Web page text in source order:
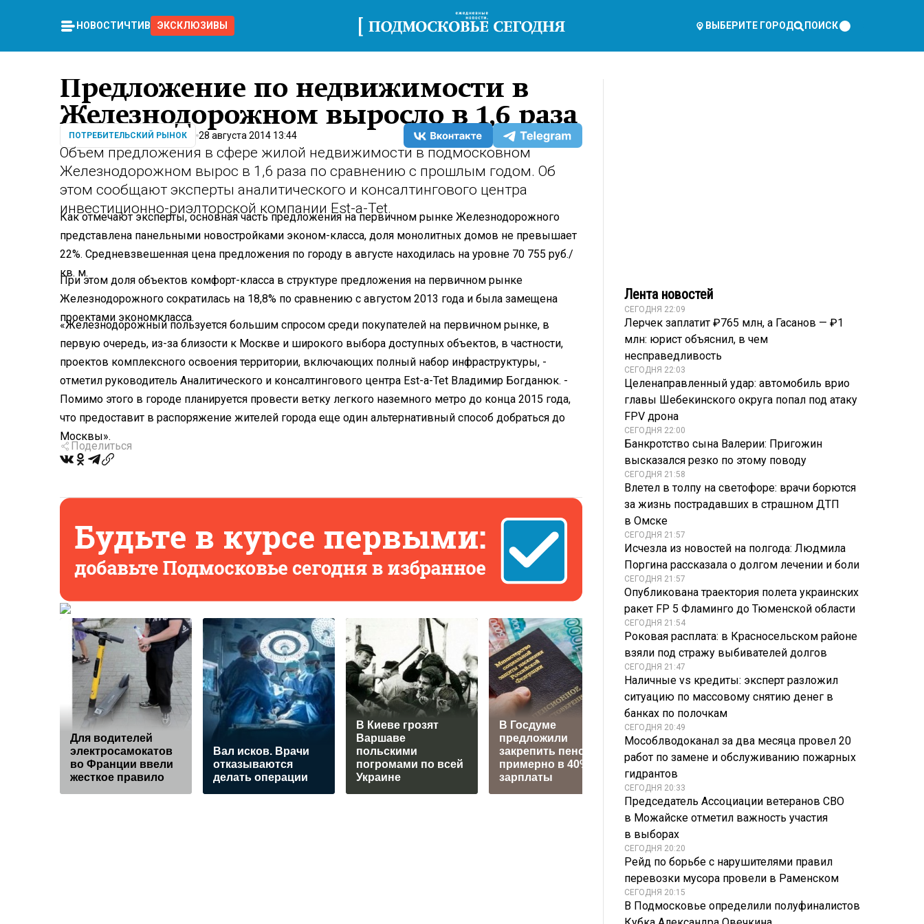
НОВОСТИ ЧТИВО ЭКСКЛЮЗИВЫ ВЫБЕРИТЕ ГОРОД ПОИСК
Предложение по недвижимости в
Железнодорожном выросло в 1,6 раза
ПОТРЕБИТЕЛЬСКИЙ РЫНОК 28 августа 2014 13:44
Объем предложения в сфере жилой недвижимости в подмосковном
Железнодорожном вырос в 1,6 раза по сравнению с прошлым годом. Об
этом сообщают эксперты аналитического и консалтингового центра
инвестиционно-риэлторской компании Est-a-Tet.
Как отмечают эксперты, основная часть предложения на первичном рынке Железнодорожного
представлена панельными новостройками эконом-класса, доля монолитных домов не превышает
22%. Средневзвешенная цена предложения по городу в августе находилась на уровне 70 755 руб./
кв. м.
При этом доля объектов комфорт-класса в структуре предложения на первичном рынке
Железнодорожного сократилась на 18,8% по сравнению с августом 2013 года и была замещена
проектами экономкласса.
«Железнодорожный пользуется большим спросом среди покупателей на первичном рынке, в
первую очередь, из-за близости к Москве и широкого выбора доступных объектов, в частности,
проектов комплексного освоения территории, включающих полный набор инфраструктуры, -
отметил руководитель Аналитического и консалтингового центра Est-a-Tet Владимир Богданюк. -
Помимо этого в городе планируется провести ветку легкого наземного метро до конца 2015 года,
что предоставит в распоряжение жителей города еще один альтернативный способ добраться до
Москвы».
Поделиться
Для водителей
электросамокатов
во Франции ввели
жесткое правило
Вал исков. Врачи
отказываются
делать операции
В Киеве грозят
Варшаве
польскими
погромами по всей
Украине
В Госдуме
предложили
закрепить пенсию
примерно в 40% от
зарплаты
Продюсер
объяснил, зачем
Лазареву квартира
в США
разгорается
запрета на полив
Лента новостей
СЕГОДНЯ 22:09
Лерчек заплатит ₽765 млн, а Гасанов — ₽1
млн: юрист объяснил, в чем
несправедливость
СЕГОДНЯ 22:03
Целенаправленный удар: автомобиль врио
главы Шебекинского округа попал под атаку
FPV дрона
СЕГОДНЯ 22:00
Банкротство сына Валерии: Пригожин
высказался резко по этому поводу
СЕГОДНЯ 21:58
Влетел в толпу на светофоре: врачи борются
за жизнь пострадавших в страшном ДТП
в Омске
СЕГОДНЯ 21:57
Исчезла из новостей на полгода: Людмила
Поргина рассказала о долгом лечении и боли
СЕГОДНЯ 21:57
Опубликована траектория полета украинских
ракет FP 5 Фламинго до Тюменской области
СЕГОДНЯ 21:54
Роковая расплата: в Красносельском районе
взяли под стражу выбивателей долгов
СЕГОДНЯ 21:47
Наличные vs кредиты: эксперт разложил
ситуацию по массовому снятию денег в
банках по полочкам
СЕГОДНЯ 20:49
Мособлводоканал за два месяца провел 20
работ по замене и обслуживанию пожарных
гидрантов
СЕГОДНЯ 20:33
Председатель Ассоциации ветеранов СВО
в Можайске отметил важность участия
в выборах
СЕГОДНЯ 20:20
Рейд по борьбе с нарушителями правил
перевозки мусора провели в Раменском
СЕГОДНЯ 20:15
В Подмосковье определили полуфиналистов